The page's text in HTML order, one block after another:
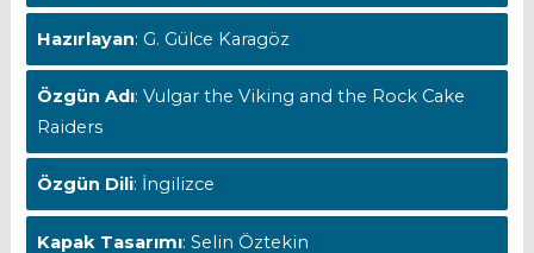
Hazırlayan: G. Gülce Karagöz
Özgün Adı: Vulgar the Viking and the Rock Cake
Raiders
Özgün Dili: İngilizce
Kapak Tasarımı: Selin Öztekin